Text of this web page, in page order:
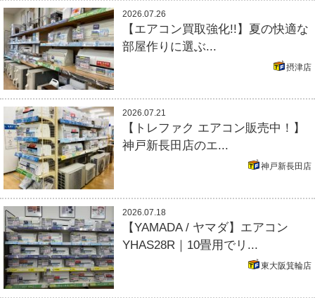
2026.07.26
【エアコン買取強化!!】夏の快適な
部屋作りに選ぶ...
摂津店
2026.07.21
【トレファク エアコン販売中！】
神戸新長田店のエ...
神戸新長田店
2026.07.18
【YAMADA / ヤマダ】エアコン
YHAS28R｜10畳用でリ...
東大阪箕輪店